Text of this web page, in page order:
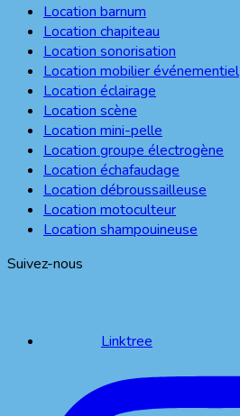
Location barnum
Location chapiteau
Location sonorisation
Location mobilier événementiel
Location éclairage
Location scène
Location mini-pelle
Location groupe électrogène
Location échafaudage
Location débroussailleuse
Location motoculteur
Location shampouineuse
Suivez-nous
Linktree